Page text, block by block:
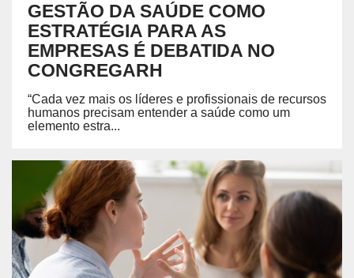
GESTÃO DA SAÚDE COMO
ESTRATÉGIA PARA AS
EMPRESAS É DEBATIDA NO
CONGREGARH
“Cada vez mais os líderes e profissionais de recursos
humanos precisam entender a saúde como um
elemento estra...